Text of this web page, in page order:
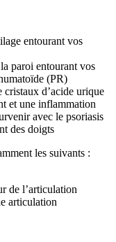
entourant vos
paroi entourant vos
(PR)
cristaux d’acide urique
et une inflammation
avec le psoriasis
des doigts
les suivants :
de l’articulation
articulation